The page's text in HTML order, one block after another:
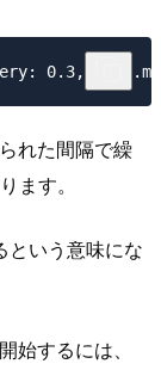
れた間隔で繰
ます。
という意味にな
始するには、